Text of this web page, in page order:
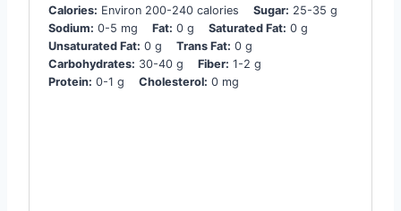
Calories: Environ 200-240 calories Sugar: 25-35 g
Sodium: 0-5 mg Fat: 0 g Saturated Fat: 0 g
Unsaturated Fat: 0 g Trans Fat: 0 g
Carbohydrates: 30-40 g Fiber: 1-2 g
Protein: 0-1 g Cholesterol: 0 mg